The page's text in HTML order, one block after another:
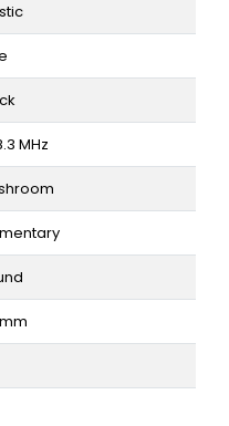
MHz